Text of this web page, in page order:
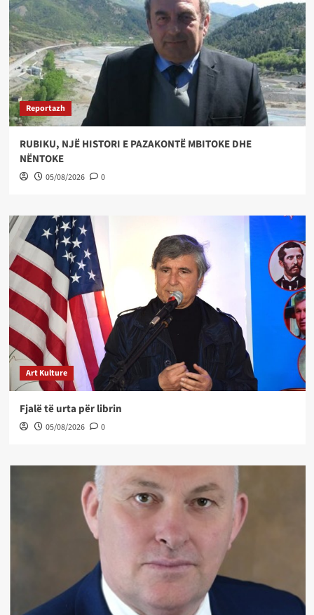
Reportazh
RUBIKU, NJË HISTORI E PAZAKONTË MBITOKE DHE
NËNTOKE
05/08/2026 0
Art Kulture
Fjalë të urta për librin
05/08/2026 0